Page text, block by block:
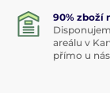
90% zboží
areálu v
přímo u